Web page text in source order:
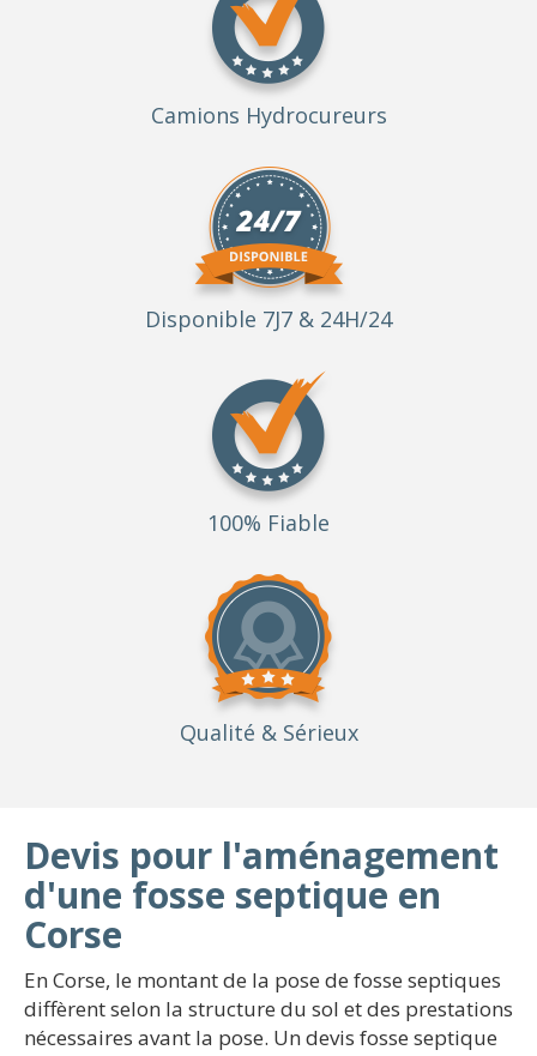
Camions Hydrocureurs
Disponible 7J7 & 24H/24
100% Fiable
Qualité & Sérieux
Devis pour l'aménagement
d'une fosse septique en
Corse
En Corse, le montant de la pose de fosse septiques
diffèrent selon la structure du sol et des prestations
nécessaires avant la pose. Un devis fosse septique